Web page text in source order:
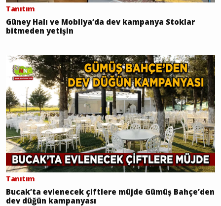
Tanıtım
Güney Halı ve Mobilya’da dev kampanya Stoklar
bitmeden yetişin
Tanıtım
Bucak’ta evlenecek çiftlere müjde Gümüş Bahçe’den
dev düğün kampanyası